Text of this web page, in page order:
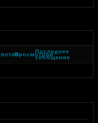
ПросмотровПоследнее
сообщение